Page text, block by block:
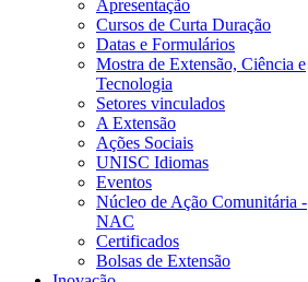
Apresentação
Cursos de Curta Duração
Datas e Formulários
Mostra de Extensão, Ciência e
Tecnologia
Setores vinculados
A Extensão
Ações Sociais
UNISC Idiomas
Eventos
Núcleo de Ação Comunitária -
NAC
Certificados
Bolsas de Extensão